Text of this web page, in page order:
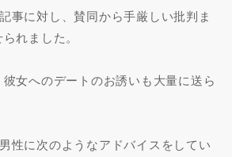
事に対し、賛同から手厳しい批判ま
れました。
女へのデートのお誘いも大量に送ら
性に次のようなアドバイスをしてい